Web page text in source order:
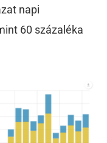
napi
60 százaléka